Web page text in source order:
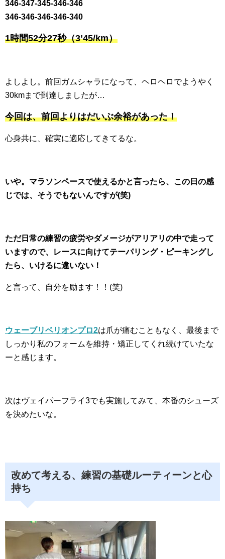
346-347-345-346-346
346-346-346-346-340
1時間52分27秒（3’45/km）
よしよし。前回ガムシャラになって、ヘロヘロでようやく
30kmまで到達しましたが…
今回は、前回よりはだいぶ余裕があった！
心身共に、確実に適応してきてるな。
いや。マラソンペースで使えるかと言ったら、この日の感
じでは、そうでもないんですが(笑)
ただ日常の練習の疲労やダメージがアリアリの中で走って
いますので、レースに向けてテーパリング・ピーキングし
たら、いけるに違いない！
と言って、自分を励ます！！(笑)
ウェーブリベリオンプロ2は爪が痛むこともなく、最後まで
しっかり私のフォームを維持・矯正してくれ続けていたな
ーと感じます。
次はヴェイパーフライ3でも実施してみて、本番のシューズ
を決めたいな。
改めて考える、練習の基礎ルーティーンと心
持ち